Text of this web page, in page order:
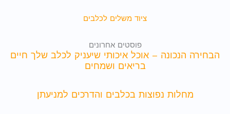
ציוד משלים לכלבים
פוסטים אחרונים
הבחירה הנכונה – אוכל איכותי שיעניק לכלב שלך חיים
בריאים ושמחים
מחלות נפוצות בכלבים והדרכים למניעתן